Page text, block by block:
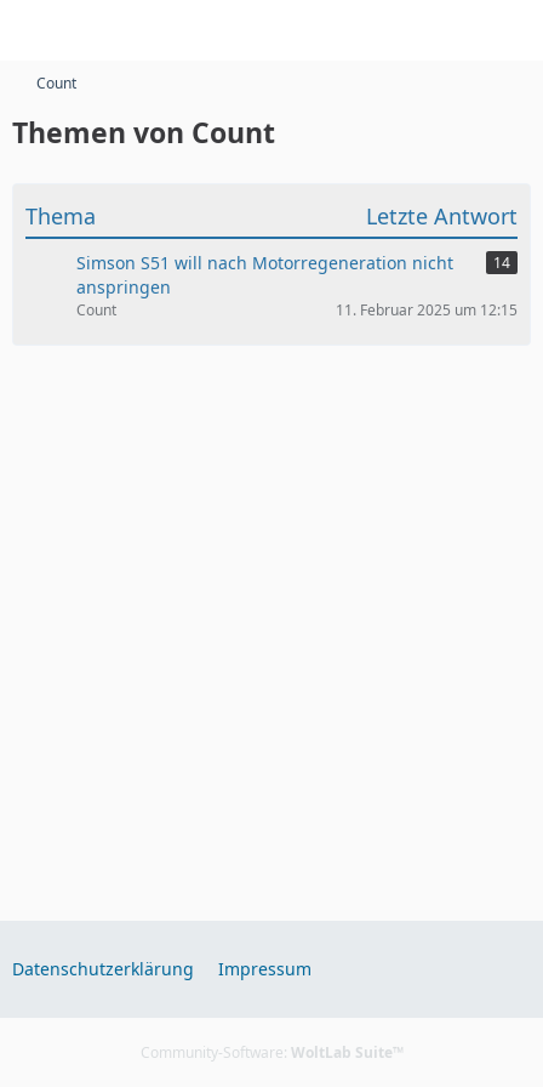
Count
Themen von Count
Thema Letzte Antwort
Simson S51 will nach Motorregeneration nicht
anspringen
14
Count 11. Februar 2025 um 12:15
Datenschutzerklärung Impressum
Community-Software: WoltLab Suite™